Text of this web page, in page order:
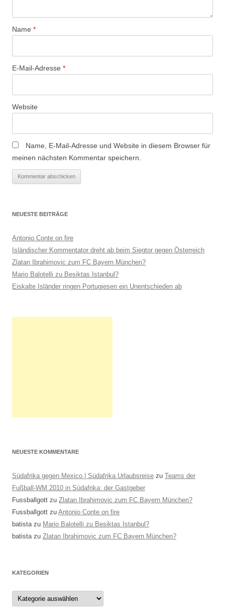
Name *
E-Mail-Adresse *
Website
Name, E-Mail-Adresse und Website in diesem Browser für
meinen nächsten Kommentar speichern.
NEUESTE BEITRÄGE
Antonio Conte on fire
Isländischer Kommentator dreht ab beim Siegtor gegen Österreich
Zlatan Ibrahimovic zum FC Bayern München?
Mario Balotelli zu Besiktas Istanbul?
Eiskalte Isländer ringen Portugiesen ein Unentschieden ab
NEUESTE KOMMENTARE
Südafrika gegen Mexico | Südafrika Urlaubsreise zu Teams der
Fußball-WM 2010 in Südafrika: der Gastgeber
Fussballgott zu Zlatan Ibrahimovic zum FC Bayern München?
Fussballgott zu Antonio Conte on fire
batistazu Mario Balotelli zu Besiktas Istanbul?
batistazu Zlatan Ibrahimovic zum FC Bayern München?
KATEGORIEN
Kategorien